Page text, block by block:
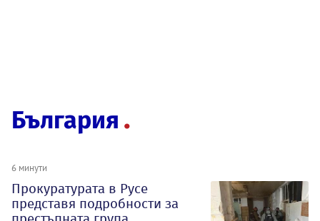
България
6 минути
Прокуратурата в Русе
представя подробности за